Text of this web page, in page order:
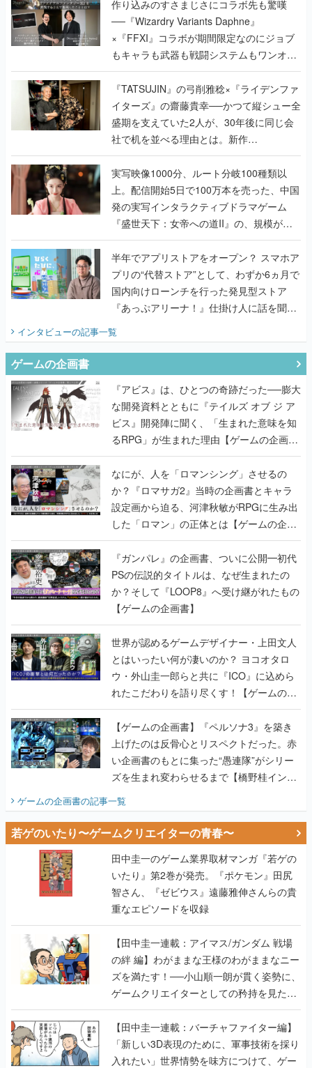
作り込みのすさまじさにコラボ先も驚嘆
──『Wizardry Variants Daphne』
×『FFXI』コラボが期間限定なのにジョブ
もキャラも武器も戦闘システムもワンオフ
で作り込まれた理由を両ディレクターに聞
く
『TATSUJIN』の弓削雅稔×『ライデンファ
イターズ』の齋藤貴幸──かつて縦シュー全
盛期を支えていた2人が、30年後に同じ会
社で机を並べる理由とは。新作
『TATSUJIN EXTREME』で初タッグを組
んだレジェンド2人に訊く開発秘話
実写映像1000分、ルート分岐100種類以
上。配信開始5日で100万本を売った、中国
発の実写インタラクティブドラマゲーム
『盛世天下：女帝への道II』の、規模が違
うこだわりをプロデューサーに聞いた
半年でアプリストアをオープン？ スマホア
プリの“代替ストア”として、わずか6ヵ月で
国内向けローンチを行った発見型ストア
『あっぷアリーナ！』仕掛け人に話を聞い
インタビューの記事一覧
ゲームの企画書
『アビス』は、ひとつの奇跡だった──膨大
な開発資料とともに『テイルズ オブ ジ ア
ビス』開発陣に聞く、「生まれた意味を知
るRPG」が生まれた理由【ゲームの企画
書】
なにが、人を「ロマンシング」させるの
か？『ロマサガ2』当時の企画書とキャラ
設定画から迫る、河津秋敏がRPGに生み出
した「ロマン」の正体とは【ゲームの企画
書】
『ガンパレ』の企画書、ついに公開━初代
PSの伝説的タイトルは、なぜ生まれたの
か？そして『LOOP8』へ受け継がれたもの
【ゲームの企画書】
世界が認めるゲームデザイナー・上田文人
とはいったい何が凄いのか？ ヨコオタロ
ウ・外山圭一郎らと共に『ICO』に込めら
れたこだわりを語り尽くす！【ゲームの企
画書】
【ゲームの企画書】『ペルソナ3』を築き
上げたのは反骨心とリスペクトだった。赤
い企画書のもとに集った“愚連隊”がシリー
ズを生まれ変わらせるまで【橋野桂インタ
ゲームの企画書の記事一覧
若ゲのいたり〜ゲームクリエイターの青春〜
田中圭一のゲーム業界取材マンガ『若ゲの
いたり』第2巻が発売。『ポケモン』田尻
智さん、『ゼビウス』遠藤雅伸さんらの貴
重なエピソードを収録
【田中圭一連載：アイマス/ガンダム 戦場
の絆 編】わがままな王様のわがままなニー
ズを満たす！──小山順一朗が貫く姿勢に、
ゲームクリエイターとしての矜持を見た
【若ゲのいたり最終回】
【田中圭一連載：バーチャファイター編】
「新しい3D表現のために、軍事技術を採り
入れたい」世界情勢を味方につけて、ゲー